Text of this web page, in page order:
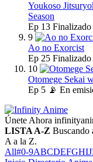
Youkoso
Season
Ep 13 Finalizado
9
Ao no Exorcist
Ep 25 Finalizado
10
Otomege Sekai
Ep 5 📡 En
Únete Ahora
LISTA A-Z Buscando
A a la Z.
All#0-9ABCDEFGHIJ